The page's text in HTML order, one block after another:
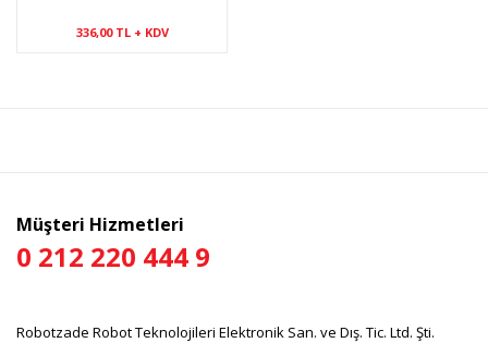
336,00 TL + KDV
Müşteri Hizmetleri
0 212 220 444 9
Robotzade Robot Teknolojileri Elektronik San. ve Dış. Tic. Ltd. Şti.